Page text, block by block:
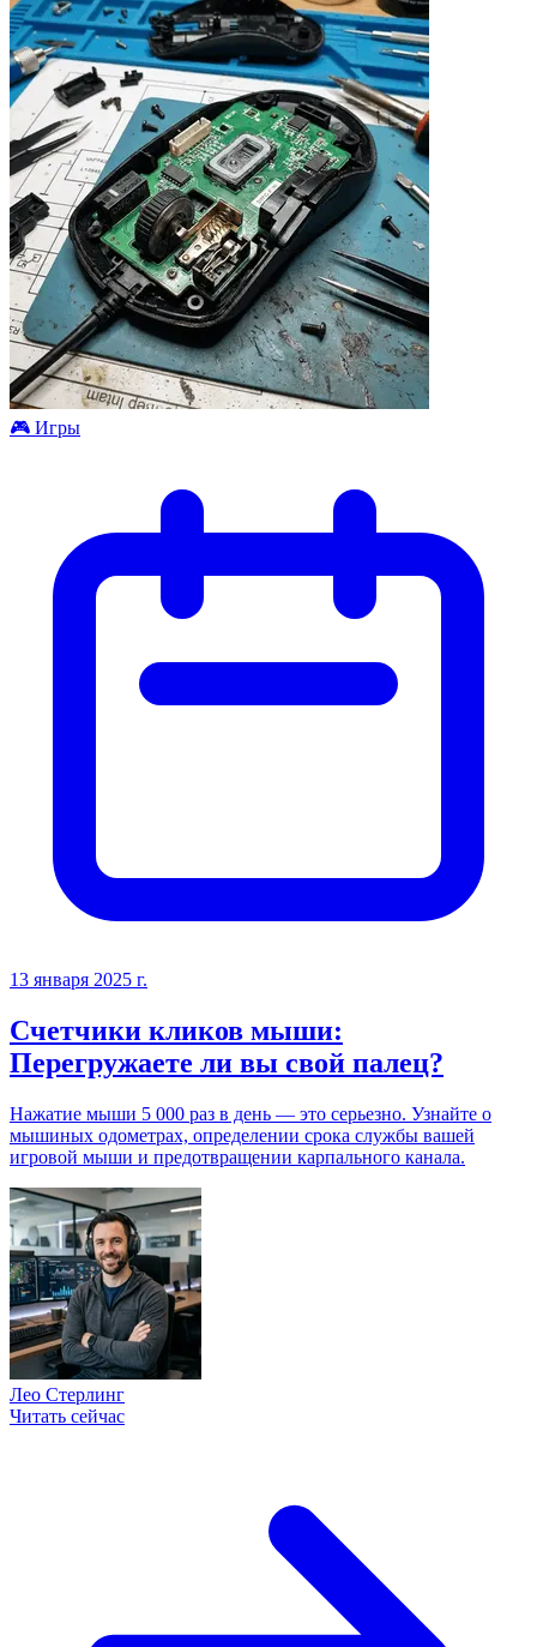
🎮️ Игры
13 января 2025 г.
Счетчики кликов мыши:
Перегружаете ли вы свой палец?
Нажатие мыши 5 000 раз в день — это серьезно. Узнайте о
мышиных одометрах, определении срока службы вашей
игровой мыши и предотвращении карпального канала.
Лео Стерлинг
Читать сейчас